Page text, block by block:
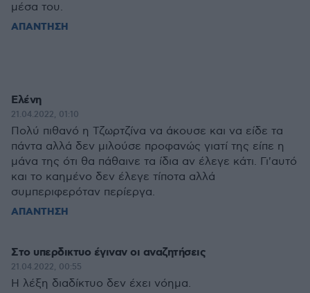
μέσα του.
ΑΠΑΝΤΗΣΗ
Ελένη
21.04.2022, 01:10
Πολύ πιθανό η Τζωρτζίνα να άκουσε και να είδε τα
πάντα αλλά δεν μιλούσε προφανώς γιατί της είπε η
μάνα της ότι θα πάθαινε τα ίδια αν έλεγε κάτι. Γι'αυτό
και το καημένο δεν έλεγε τίποτα αλλά
συμπεριφερόταν περίεργα.
ΑΠΑΝΤΗΣΗ
Στο υπερδικτυο έγιναν οι αναζητήσεις
21.04.2022, 00:55
Η λέξη διαδίκτυο δεν έχει νόημα.